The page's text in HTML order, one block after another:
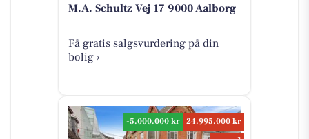
M.A. Schultz Vej 17 9000 Aalborg
Få gratis salgsvurdering på din
bolig ›
-5.000.000 kr
24.995.000 kr